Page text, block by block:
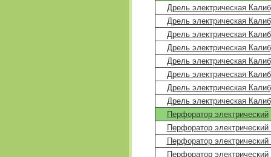
Дрель электрическая
Дрель электрическая
Дрель электрическая
Дрель электрическая
Дрель электрическая
Дрель электрическая
Дрель электрическая
Дрель электрическая
Перфоратор электрический
Перфоратор
Перфоратор
Перфоратор